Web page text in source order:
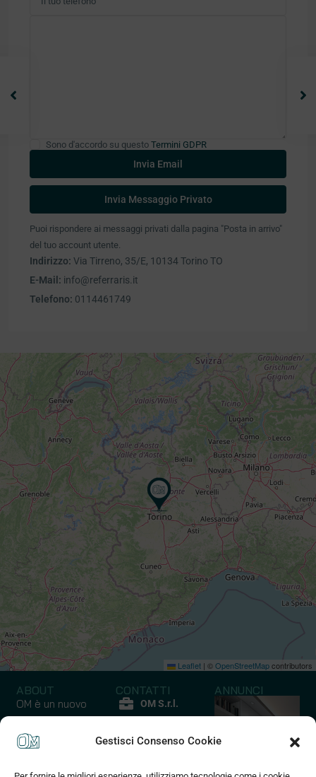
Gestisci Consenso Cookie
Sono d'accordo su questo Termini GDPR
Puoi rispondere ai messaggi privati ​​dalla pagina "Posta in arrivo"
del tuo account utente.
Indirizzo: Via Tirreno, 35/E, 10134 Torino TO
E-Mail: info@referraris.it
Telefono: 0114461749
Leaflet | ©OpenStreetMapcontributors
ABOUT
OM è un nuovo
modo di
comprare casa
un’ esperienza
emozionale ed
CONTATTI
OM S.r.l.
12852210017
ANNUNCI